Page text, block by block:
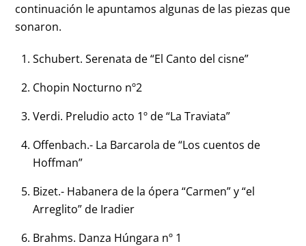
continuación le apuntamos algunas de las piezas que
sonaron.
Schubert. Serenata de “El Canto del cisne”
Chopin Nocturno nº2
Verdi. Preludio acto 1º de “La Traviata”
Offenbach.- La Barcarola de “Los cuentos de
Hoffman”
Bizet.- Habanera de la ópera “Carmen” y “el
Arreglito” de Iradier
Brahms. Danza Húngara nº 1